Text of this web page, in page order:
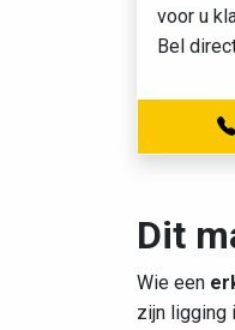
voor u
Bel
Dit
Wie een
zijn ligging